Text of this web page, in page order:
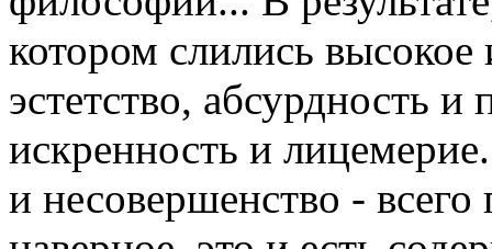
котором слились
эстетство, абсурдность
искренность и
и несовершенство -